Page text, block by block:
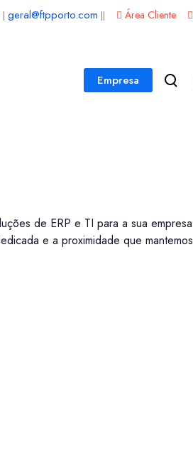
| geral@ftpporto.com || Área Cliente
Empresa